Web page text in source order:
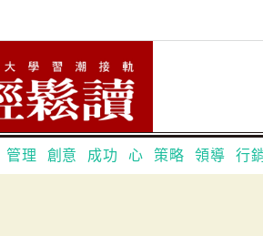
管理 創意 成功 心 策略 領導 行